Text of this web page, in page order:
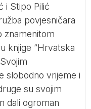
i Stipo Pilić
povjesničara
znamenitom
knjige “Hrvatska
slobodno vrijeme i
su svojim
dali ogroman